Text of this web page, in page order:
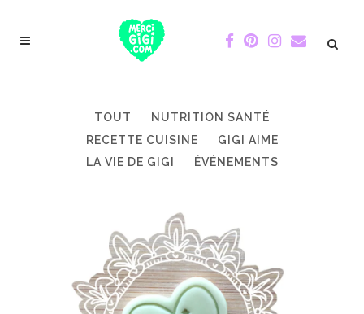
TOUT
NUTRITION SANTÉ
RECETTE CUISINE
GIGI AIME
LA VIE DE GIGI
ÉVÉNEMENTS